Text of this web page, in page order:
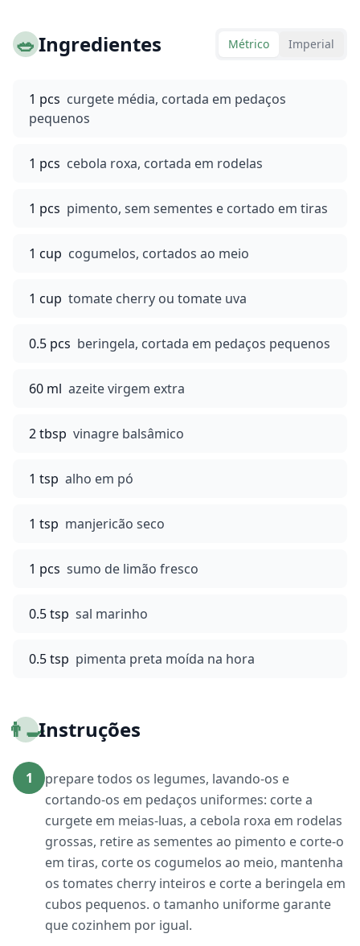
🥗Ingredientes Métrico Imperial
1 pcs curgete média, cortada em pedaços
pequenos
1 pcs cebola roxa, cortada em rodelas
1 pcs pimento, sem sementes e cortado em tiras
1 cup cogumelos, cortados ao meio
1 cup tomate cherry ou tomate uva
0.5 pcs beringela, cortada em pedaços pequenos
60 ml azeite virgem extra
2 tbsp vinagre balsâmico
1 tsp alho em pó
1 tsp manjericão seco
1 pcs sumo de limão fresco
0.5 tsp sal marinho
0.5 tsp pimenta preta moída na hora
👨‍🍳Instruções
1
prepare todos os legumes, lavando-os e
cortando-os em pedaços uniformes: corte a
curgete em meias-luas, a cebola roxa em rodelas
grossas, retire as sementes ao pimento e corte-o
em tiras, corte os cogumelos ao meio, mantenha
os tomates cherry inteiros e corte a beringela em
cubos pequenos. o tamanho uniforme garante
que cozinhem por igual.